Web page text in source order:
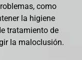
como
la higiene
tratamiento de
la maloclusión.